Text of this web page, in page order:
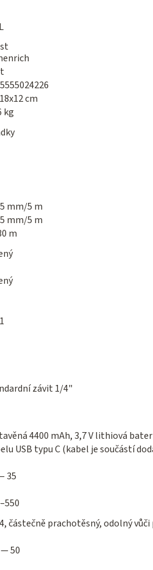
cm
kg
mm/5 m
mm/5 m
m
závit 1/4"
4400 mAh, 3,7 V lithiová
USB typu C (kabel je součástí
35
částečně prachotěsný, odolný
50